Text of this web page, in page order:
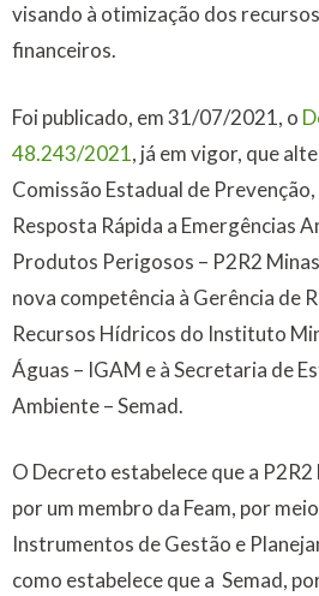
visando à otimização dos
financeiros.
Foi publicado, em 31/07/2021, o
48.243/2021, já em vigor, que
Comissão Estadual de
Resposta Rápida a Emergências
Produtos Perigosos – P2R2
nova competência à Gerência de
Recursos Hídricos do Instituto
Águas – IGAM e à Secretaria de
Ambiente – Semad.
O Decreto estabelece que a
por um membro da Feam, por
Instrumentos de Gestão e
como estabelece que a Semad,